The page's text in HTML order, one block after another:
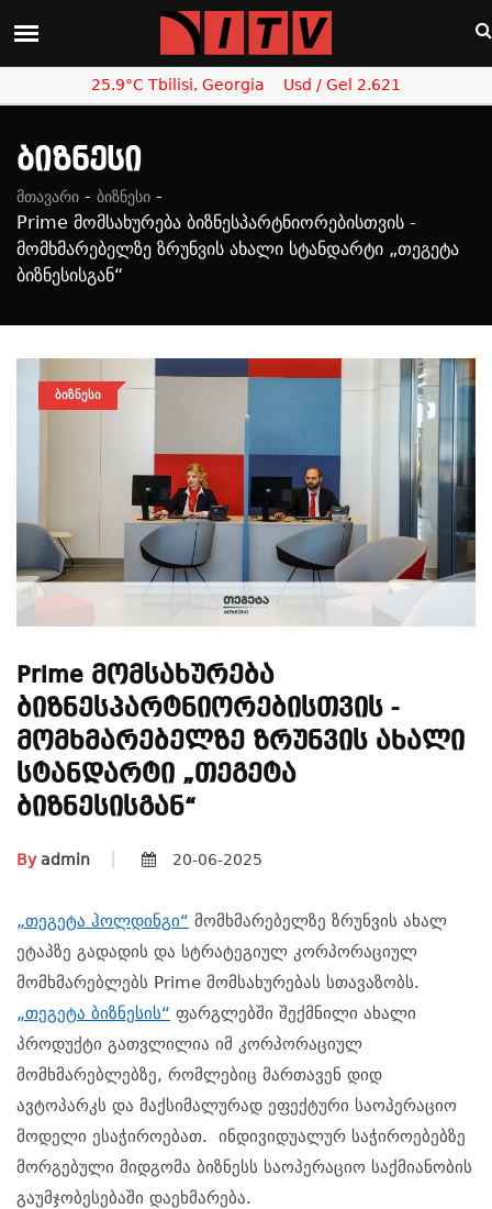
25.9°C Tbilisi, Georgia Usd / Gel 2.621
Ბიზნესი
მთავარი - ბიზნესი -
Prime მომსახურება ბიზნესპარტნიორებისთვის -
მომხმარებელზე ზრუნვის ახალი სტანდარტი „თეგეტა
ბიზნესისგან“
ᲑᲘᲖᲜᲔᲡᲘ
Prime Მომსახურება
Ბიზნესპარტნიორებისთვის -
Მომხმარებელზე Ზრუნვის Ახალი
Სტანდარტი „თეგეტა
Ბიზნესისგან“
Byadmin 20-06-2025
„თეგეტა ჰოლდინგი“ მომხმარებელზე ზრუნვის ახალ
ეტაპზე გადადის და სტრატეგიულ კორპორაციულ
მომხმარებლებს Prime მომსახურებას სთავაზობს.
„თეგეტა ბიზნესის“ ფარგლებში შექმნილი ახალი
პროდუქტი გათვლილია იმ კორპორაციულ
მომხმარებლებზე, რომლებიც მართავენ დიდ
ავტოპარკს და მაქსიმალურად ეფექტური საოპერაციო
მოდელი ესაჭიროებათ. ინდივიდუალურ საჭიროებებზე
მორგებული მიდგომა ბიზნესს საოპერაციო საქმიანობის
გაუმჯობესებაში დაეხმარება.